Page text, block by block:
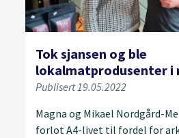
Tok sjansen og ble
lokalmatprodusenter i
Publisert 19.05.2022
Magna og Mikael Nordgård-
forlot A4-livet til fordel for